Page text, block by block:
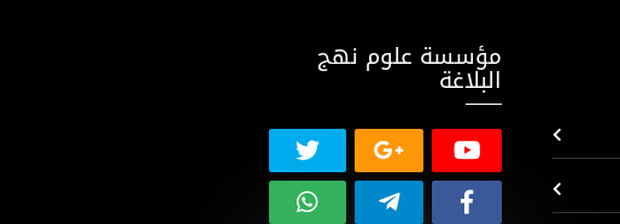
مؤسسة علوم نهج
البلاغة